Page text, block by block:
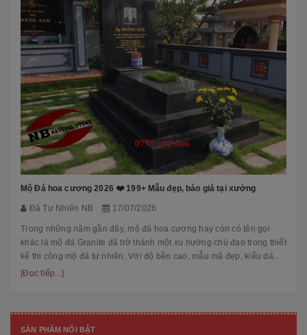
Mộ Đá hoa cương 2026 ❤️ 199+ Mẫu đẹp, báo giá tại xưởng
Đá Tự Nhiên NB 17/07/2026
Trong những năm gần đây, mộ đá hoa cương hay còn có tên gọi
khác là mộ đá Granite đã trở thành một xu hướng chủ đạo trong thiết
kế thi công mộ đá tự nhiên. Với độ bền cao, mẫu mã đẹp, kiểu dáng
hiệ...
[Đọc tiếp...]
SẢN PHẨM NỔI BẬT